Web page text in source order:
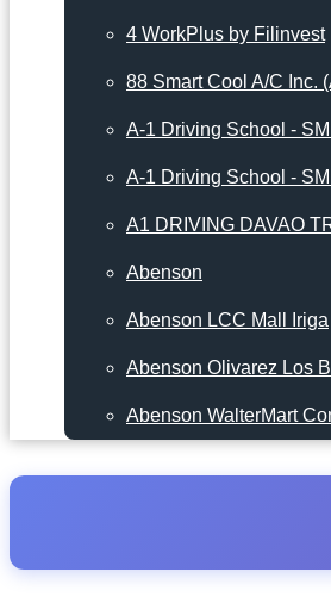
4 WorkPlus by Filinvest
88 Smart Cool A/C Inc.
A-1 Driving School -
A-1 Driving School -
A1 DRIVING DAVAO
Abenson
Abenson LCC Mall Iriga
Abenson Olivarez Los
Abenson WalterMart